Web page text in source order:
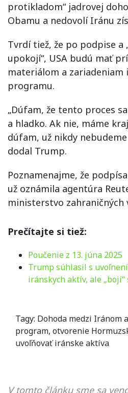
protikladom“ jadrovej
Obamu a nedovolí Iránu
Tvrdí tiež, že po podpise a
upokojí“, USA budú mať
materiálom a zariadeniam
programu.
„Dúfam, že tento proces
a hladko. Ak nie, máme
dúfam, už nikdy
dodal Trump.
Poznamenajme, že
už oznámila agentúra
ministerstvo zahraničných
Prečítajte si tiež:
Poučenie z 13. júna 2025
Trump súhlasil s
iránskych aktív, ale
Tagy: Dohoda medzi Iránom
program, otvorenie
uvoľňovať iránske aktíva
V tomto článku sme sa